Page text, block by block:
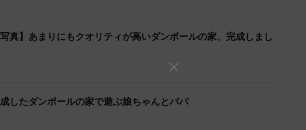
写真】あまりにもクオリティが高いダンボールの家、完成しまし
成したダンボールの家で遊ぶ娘ちゃんとパパ